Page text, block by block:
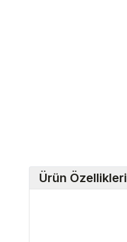
Ürün Özellikleri